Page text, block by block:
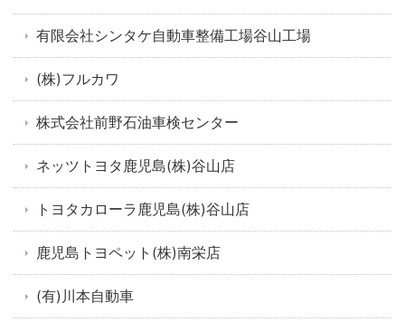
有限会社シンタケ自動車整備工場谷山工場
(株)フルカワ
株式会社前野石油車検センター
ネッツトヨタ鹿児島(株)谷山店
トヨタカローラ鹿児島(株)谷山店
鹿児島トヨペット(株)南栄店
(有)川本自動車